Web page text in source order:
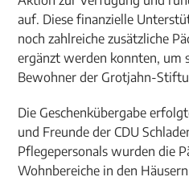
auf. Diese finanzielle
noch zahlreiche zusätzliche
ergänzt werden konnten, um
Bewohner der Grotjahn-
Die Geschenkübergabe
und Freunde der CDU
Pflegepersonals wurden die
Wohnbereiche in den